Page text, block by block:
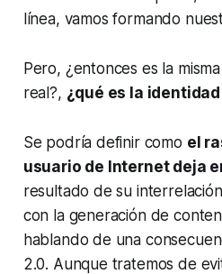
línea, vamos formando
Pero, ¿entonces es la
real?, ¿qué es la
Se podría definir como el
usuario de Internet deja
resultado de su
con la generación de
hablando de una
2.0. Aunque tratemos de